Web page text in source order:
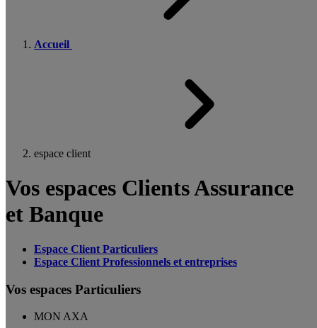
Accueil
espace client
Vos espaces Clients Assurance
et Banque
Espace Client Particuliers
Espace Client Professionnels et entreprises
Vos espaces Particuliers
MON AXA